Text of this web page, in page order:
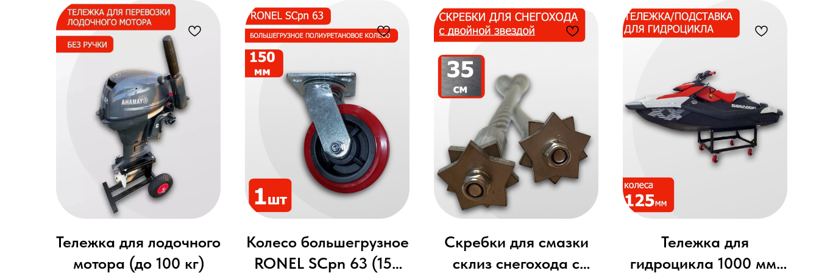
Тележка для лодочного
мотора (до 100 кг)
Колесо большегрузное
RONEL SCpn 63 (150
Скребки для смазки
склиз снегохода с
Тележка для
гидроцикла 1000 мм,